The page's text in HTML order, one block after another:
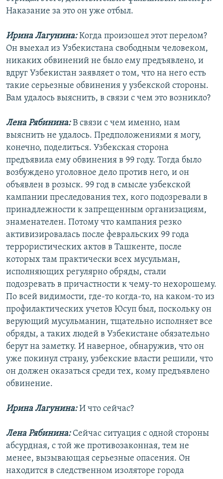
Наказание за это он уже отбыл.
Ирина Лагунина:Когда произошел этот перелом?
Он выехал из Узбекистана свободным человеком,
никаких обвинений не было ему предъявлено, и
вдруг Узбекистан заявляет о том, что на него есть
такие серьезные обвинения у узбекской стороны.
Вам удалось выяснить, в связи с чем это возникло?
Лена Рябинина:В связи с чем именно, нам
выяснить не удалось. Предположениями я могу,
конечно, поделиться. Узбекская сторона
предъявила ему обвинения в 99 году. Тогда было
возбуждено уголовное дело против него, и он
объявлен в розыск. 99 год в смысле узбекской
кампании преследования тех, кого подозревали в
принадлежности к запрещенным организациям,
знаменателен. Потому что кампания резко
активизировалась после февральских 99 года
террористических актов в Ташкенте, после
которых там практически всех мусульман,
исполняющих регулярно обряды, стали
подозревать в причастности к чему-то нехорошему.
По всей видимости, где-то когда-то, на каком-то из
профилактических учетов Юсуп был, поскольку он
верующий мусульманин, тщательно исполняет все
обряды, а таких людей в Узбекистане обязательно
берут на заметку. И наверное, обнаружив, что он
уже покинул страну, узбекские власти решили, что
он должен оказаться среди тех, кому предъявлено
обвинение.
Ирина Лагунина:И что сейчас?
Лена Рябинина:Сейчас ситуация с одной стороны
абсурдная, с той же противозаконная, тем не
менее, вызывающая серьезные опасения. Он
находится в следственном изоляторе города